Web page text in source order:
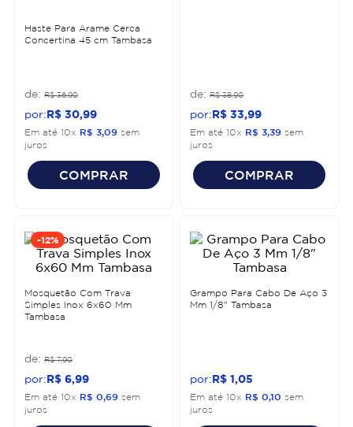
Haste Para Arame Cerca
Concertina 45 cm Tambasa
R$ 36,90
R$ 30 99
Em até 10x R$ 3 09 sem
juros
COMPRAR
R$ 38,90
R$ 33 99
Em até 10x R$ 3 39 sem
juros
COMPRAR
-12%
Mosquetão Com Trava
Simples Inox 6x60 Mm
Tambasa
R$ 7,90
R$ 6 99
Em até 10x R$ 0 69 sem
juros
Grampo Para Cabo De Aço 3
Mm 1/8" Tambasa
R$ 1 05
Em até 10x R$ 0 10 sem
juros